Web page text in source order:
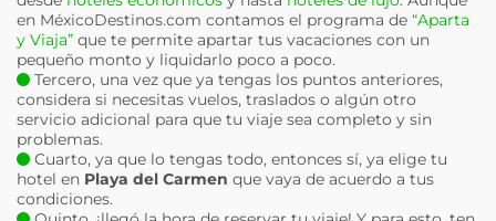
en MéxicoDestinos.com contamos el programa de “Aparta
y Viaja” que te permite apartar tus vacaciones con un
pequeño monto y liquidarlo poco a poco.
Tercero, una vez que ya tengas los puntos anteriores,
considera si necesitas vuelos, traslados o algún otro
servicio adicional para que tu viaje sea completo y sin
problemas.
Cuarto, ya que lo tengas todo, entonces sí, ya elige tu
hotel en Playa del Carmen que vaya de acuerdo a tus
condiciones.